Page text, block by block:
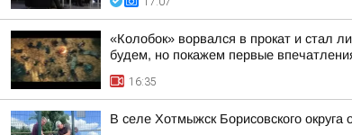
«Колобок» ворвался в прокат и стал
будем, но покажем первые
16:35
В селе Хотмыжск Борисовского